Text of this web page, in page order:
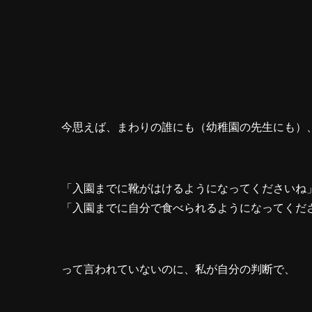
今思えば、まわりの誰にも（幼稚園の先生にも）、
「入園までに靴がはけるようになってくださいね」
「入園までに自分で食べられるようになってくだ
って言われていないのに、私が自分の判断で、